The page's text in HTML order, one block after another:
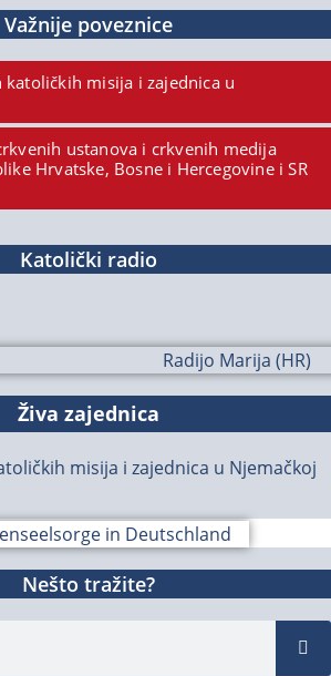
Važnije poveznice
katoličkih misija i zajednica u
ustanova i crkvenih medija
Hrvatske, Bosne i Hercegovine i SR
Katolički radio
Živa zajednica
misija i zajednica u Njemačkoj
Nešto tražite?